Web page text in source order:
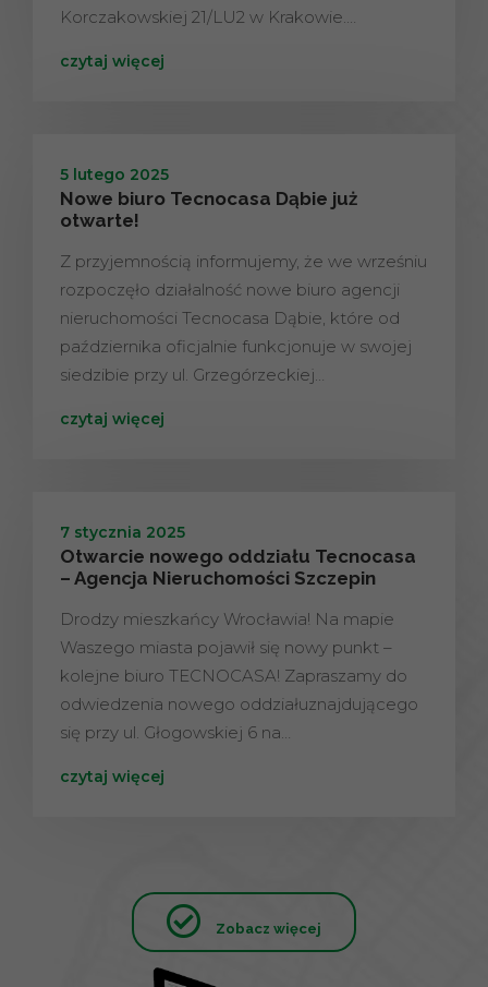
Korczakowskiej 21/LU2 w Krakowie.…
czytaj więcej
5 lutego 2025
Nowe biuro Tecnocasa Dąbie już
otwarte!
Z przyjemnością informujemy, że we wrześniu
rozpoczęło działalność nowe biuro agencji
nieruchomości Tecnocasa Dąbie, które od
października oficjalnie funkcjonuje w swojej
siedzibie przy ul. Grzegórzeckiej…
czytaj więcej
7 stycznia 2025
Otwarcie nowego oddziału Tecnocasa
– Agencja Nieruchomości Szczepin
Drodzy mieszkańcy Wrocławia! Na mapie
Waszego miasta pojawił się nowy punkt –
kolejne biuro TECNOCASA! Zapraszamy do
odwiedzenia nowego oddziałuznajdującego
się przy ul. Głogowskiej 6 na…
czytaj więcej
Zobacz więcej